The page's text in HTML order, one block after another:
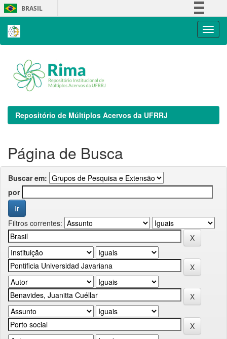
Skip
navigation
BRASIL
Repositório de Múltiplos Acervos da UFRRJ
Página de Busca
Buscar em:
por
Filtros correntes: